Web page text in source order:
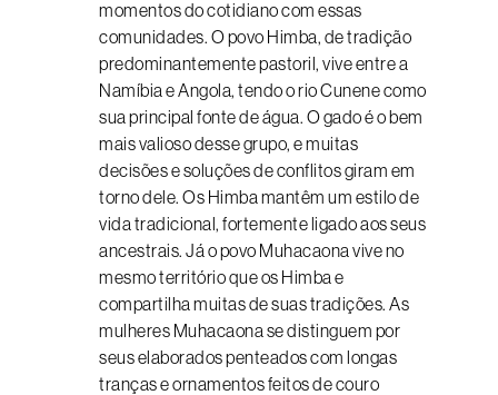
momentos do cotidiano com essas
comunidades. O povo Himba, de tradição
predominantemente pastoril, vive entre a
Namíbia e Angola, tendo o rio Cunene como
sua principal fonte de água. O gado é o bem
mais valioso desse grupo, e muitas
decisões e soluções de conflitos giram em
torno dele. Os Himba mantêm um estilo de
vida tradicional, fortemente ligado aos seus
ancestrais. Já o povo Muhacaona vive no
mesmo território que os Himba e
compartilha muitas de suas tradições. As
mulheres Muhacaona se distinguem por
seus elaborados penteados com longas
tranças e ornamentos feitos de couro